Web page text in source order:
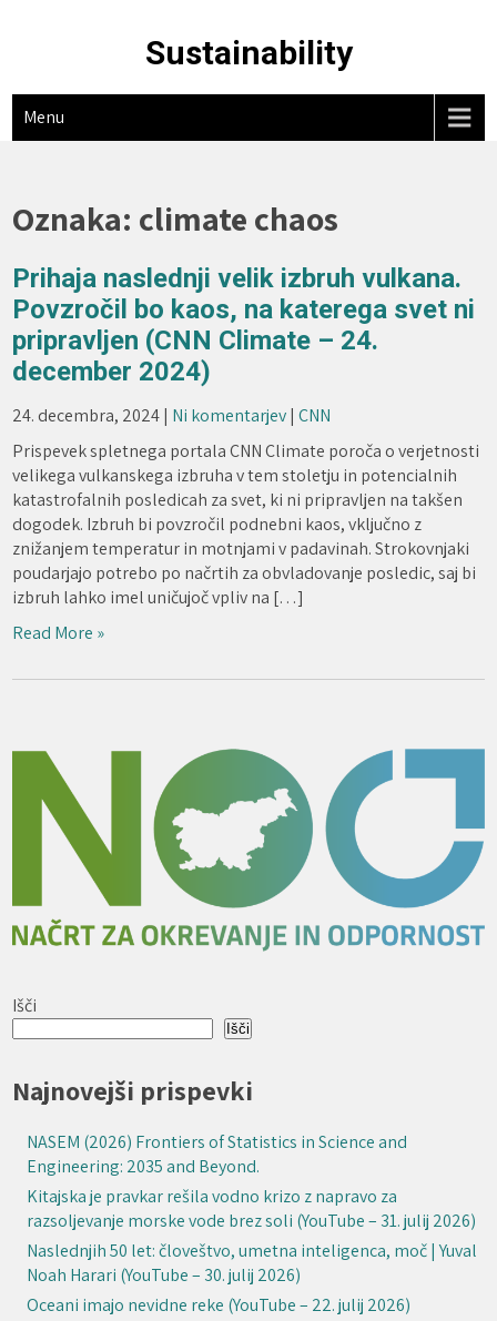
Sustainability
Menu
Oznaka: climate chaos
Prihaja naslednji velik izbruh vulkana.
Povzročil bo kaos, na katerega svet ni
pripravljen (CNN Climate – 24.
december 2024)
24. decembra, 2024| Ni komentarjev|CNN
Prispevek spletnega portala CNN Climate poroča o verjetnosti
velikega vulkanskega izbruha v tem stoletju in potencialnih
katastrofalnih posledicah za svet, ki ni pripravljen na takšen
dogodek. Izbruh bi povzročil podnebni kaos, vključno z
znižanjem temperatur in motnjami v padavinah. Strokovnjaki
poudarjajo potrebo po načrtih za obvladovanje posledic, saj bi
izbruh lahko imel uničujoč vpliv na […]
Read More »
Išči
Išči
Najnovejši prispevki
NASEM (2026) Frontiers of Statistics in Science and
Engineering: 2035 and Beyond.
Kitajska je pravkar rešila vodno krizo z napravo za
razsoljevanje morske vode brez soli (YouTube – 31. julij 2026)
Naslednjih 50 let: človeštvo, umetna inteligenca, moč | Yuval
Noah Harari (YouTube – 30. julij 2026)
Oceani imajo nevidne reke (YouTube – 22. julij 2026)